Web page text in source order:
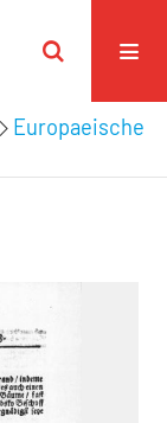
Europaeische